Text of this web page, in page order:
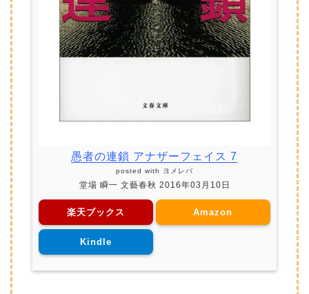
愚者の連鎖 アナザーフェイス 7
posted with ヨメレバ
堂場 瞬一 文藝春秋 2016年03月10日
楽天ブックス Amazon
Kindle